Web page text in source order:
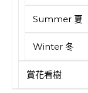
Summer 夏
Winter 冬
賞花看樹